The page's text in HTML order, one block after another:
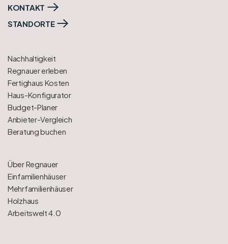
KONTAKT
STANDORTE
Nachhaltigkeit
Regnauer erleben
Fertighaus Kosten
Haus-Konfigurator
Budget-Planer
Anbieter-Vergleich
Beratung buchen
Über Regnauer
Einfamilienhäuser
Mehrfamilienhäuser
Holzhaus
Arbeitswelt 4.0